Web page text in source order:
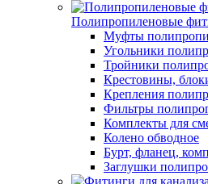
Полипропиленовые
Муфты
Угольники
Тройники
Крестовины,
Крепления
Фильтры
Комплекты для
Колено обводное
Бурт, фланец,
Заглушки